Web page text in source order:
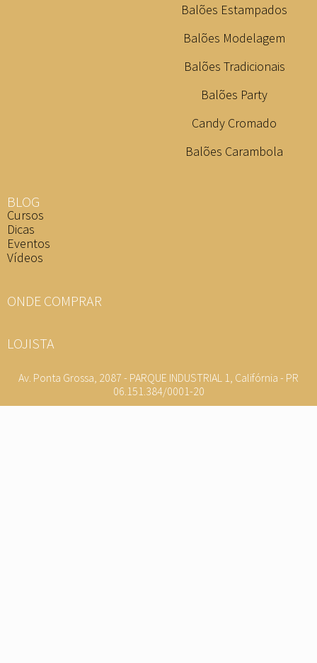
Balões Estampados
Balões Modelagem
Balões Tradicionais
Balões Party
Candy Cromado
Balões Carambola
BLOG
Cursos
Dicas
Eventos
Vídeos
ONDE COMPRAR
LOJISTA
Av. Ponta Grossa, 2087 - PARQUE INDUSTRIAL 1, Califórnia - PR
06.151.384/0001-20